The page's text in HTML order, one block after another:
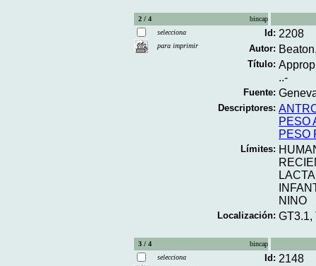
2 / 4
bincap
selecciona
para imprimir
Id: 2208
Autor:
Título:
..-
Fuente:
Descriptores:
PESO
PESO
Límites:
NINO
Localización: GT3.1,
3 / 4
bincap
selecciona
Id: 2148